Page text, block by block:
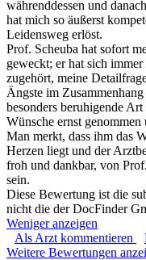
währenddessen und
hat mich so äußerst
Leidensweg erlöst.
Prof. Scheuba hat sofort
geweckt; er hat sich
zugehört, meine
Ängste im
besonders beruhigende
Wünsche ernst
Man merkt, dass ihm das
Herzen liegt und der
froh und dankbar, von
sein.
Diese Bewertung ist die
nicht die der DocFinder
Weniger anzeigen
Als Arzt kommentieren
Weitere Bewertungen